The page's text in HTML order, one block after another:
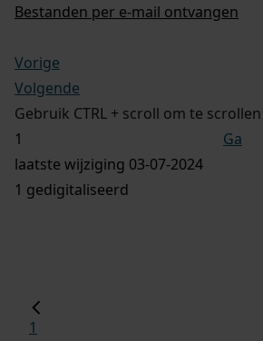
Bestanden per e-mail ontvangen
Vorige
Volgende
Gebruik CTRL + scroll om te scrollen
Ga
laatste wijziging 03-07-2024
1 gedigitaliseerd
1